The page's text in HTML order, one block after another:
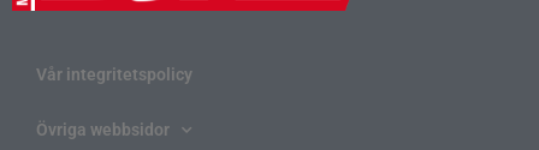
Vår integritetspolicy
Övriga webbsidor